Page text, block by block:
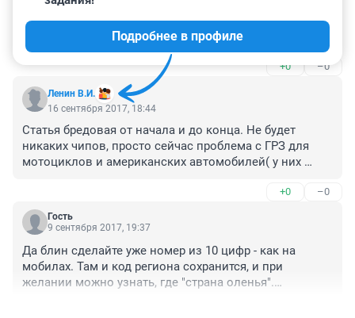
А что нельзя было закрепить номер за человеком, а
не за машиной??? Продал машину, а номер твой.
Купил поставил. Две машины-два номера и т.д. И
контролировать проще. Только вот наверно не
выгодно для определенных структур, которые бабки
рубят с этих махинаций с номерами...
+0 –0
Ленин В.И.
Подробнее в профиле
16 сентября 2017, 18:44
Статья бредовая от начала и до конца. Не будет
никаких чипов, просто сейчас проблема с ГРЗ для
мотоциклов и американских автомобилей( у них
+0 –0
Гость
9 сентября 2017, 19:37
Да блин сделайте уже номер из 10 цифр - как на
мобилах. Там и код региона сохранится, и при
желании можно узнать, где "страна оленья".